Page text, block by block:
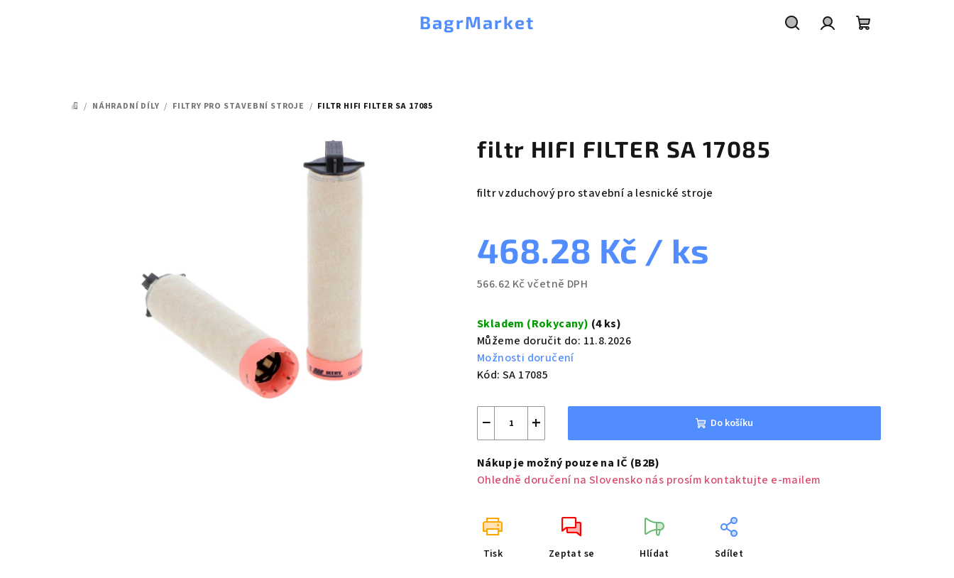
BagrMarket
DOMŮ
/ NÁHRADNÍ DÍLY / FILTRY PRO STAVEBNÍ STROJE / FILTR HIFI FILTER SA 17085
filtr HIFI FILTER SA 17085
filtr vzduchový pro stavební a lesnické stroje
468.28 Kč / ks
566.62 Kč včetně DPH
cena:
Skladem (Rokycany) (4 ks)
Můžeme doručit do: 11.8.2026
Možnosti doručení
Kód: SA 17085
+
− Do košíku
Nákup je možný pouze na IČ (B2B)
Ohledně doručení na Slovensko nás prosím kontaktujte e-mailem
Tisk Zeptat se Hlídat Sdílet